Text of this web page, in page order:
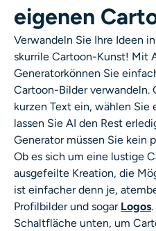
eigenen
Verwandeln Sie Ihre Ideen
skurrile Cartoon-Kunst! Mit
Generatorkönnen Sie
Cartoon-Bilder verwandeln.
kurzen Text ein, wählen
lassen Sie AI den Rest
Generator müssen Sie kein
Ob es sich um eine lustige
ausgefeilte Kreation, die
ist einfacher denn je,
Profilbilder und sogar Logos
Schaltfläche unten, um